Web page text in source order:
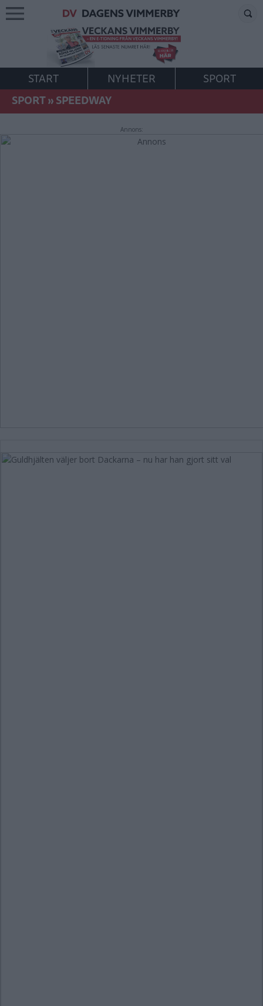
START NYHETER
SPORT
SPORT»SPEEDWAY
Annons: